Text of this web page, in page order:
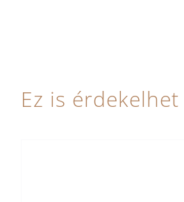
Ez is érdekelhet